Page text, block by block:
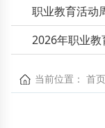
职业教育活动
2026年职业
当前位置： 首页